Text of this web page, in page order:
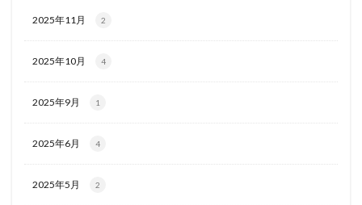
2025年11月 2
2025年10月 4
2025年9月 1
2025年6月 4
2025年5月 2